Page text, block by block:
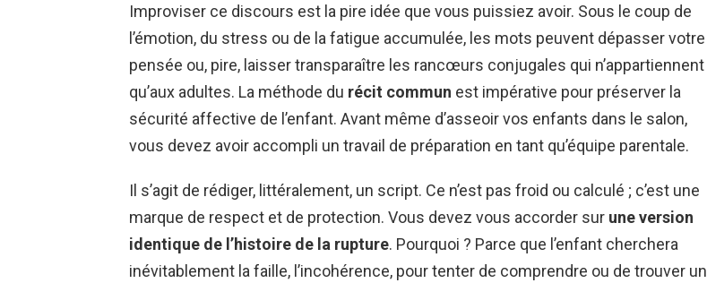
Improviser ce discours est la pire idée que vous puissiez avoir. Sous le coup de
l’émotion, du stress ou de la fatigue accumulée, les mots peuvent dépasser votre
pensée ou, pire, laisser transparaître les rancœurs conjugales qui n’appartiennent
qu’aux adultes. La méthode du récit commun est impérative pour préserver la
sécurité affective de l’enfant. Avant même d’asseoir vos enfants dans le salon,
vous devez avoir accompli un travail de préparation en tant qu’équipe parentale.
Il s’agit de rédiger, littéralement, un script. Ce n’est pas froid ou calculé ; c’est une
marque de respect et de protection. Vous devez vous accorder sur une version
identique de l’histoire de la rupture. Pourquoi ? Parce que l’enfant cherchera
inévitablement la faille, l’incohérence, pour tenter de comprendre ou de trouver un